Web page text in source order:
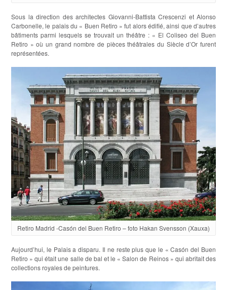
Sous la direction des architectes Giovanni-Battista Crescenzi et Alonso
Carbonelle, le palais du « Buen Retiro » fut alors édifié, ainsi que d’autres
bâtiments parmi lesquels se trouvait un théâtre : « El Coliseo del Buen
Retiro » où un grand nombre de pièces théâtrales du Siècle d’Or furent
représentées.
Retiro Madrid -Casón del Buen Retiro – foto Hakan Svensson (Xauxa)
Aujourd’hui, le Palais a disparu. Il ne reste plus que le « Casón del Buen
Retiro » qui était une salle de bal et le « Salon de Reinos » qui abritait des
collections royales de peintures.